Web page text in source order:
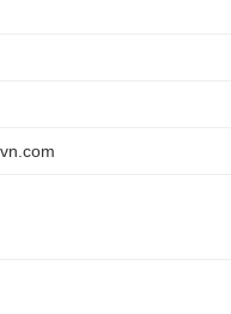
lúa gạo
lúa ngô
rồi đọc kết quả.
thị % là đo độ ẩm.